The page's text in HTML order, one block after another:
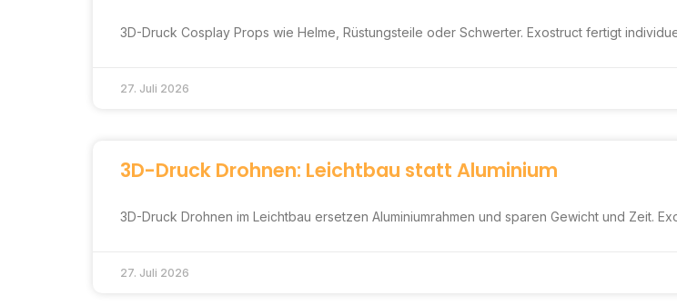
3D-Druck Cosplay Props wie Helme, Rüstungsteile oder Schwerter. Exostruct fertigt
27. Juli 2026
3D-Druck Drohnen: Leichtbau statt Aluminium
3D-Druck Drohnen im Leichtbau ersetzen Aluminiumrahmen und sparen Gewicht und Zeit.
27. Juli 2026